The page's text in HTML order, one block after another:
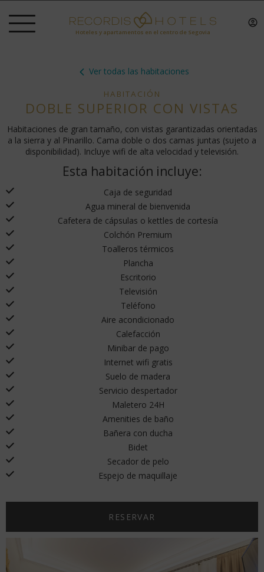
Hoteles y apartamentos en el centro de Segovia
Ver todas las habitaciones
HABITACIÓN
DOBLE SUPERIOR CON VISTAS
Habitaciones de gran tamaño, con vistas garantizadas orientadas
a la sierra y al Pinarillo. Cama doble o dos camas juntas (sujeto a
disponibilidad). Incluye wifi de alta velocidad y televisión.
Esta habitación incluye:
Caja de seguridad
Agua mineral de bienvenida
Cafetera de cápsulas o kettles de cortesía
Colchón Premium
Toalleros térmicos
Plancha
Escritorio
Televisión
Teléfono
Aire acondicionado
Calefacción
Minibar de pago
Internet wifi gratis
Suelo de madera
Servicio despertador
Maletero 24H
Amenities de baño
Bañera con ducha
Bidet
Secador de pelo
Espejo de maquillaje
RESERVAR